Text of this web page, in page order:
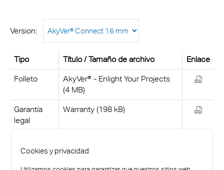
Version:
Tipo Título / Tamaño de archivo Enlace
Folleto
AkyVer® - Enlight Your Projects
(4 MB)
Garantía
legal
Warranty (198 kB)
Cookies y privacidad